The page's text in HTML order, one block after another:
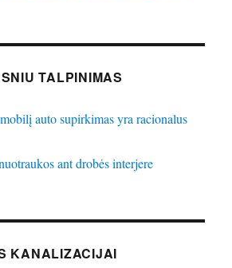
TALPINIMAS
auto supirkimas yra racionalus
ant drobės interjere
KANALIZACIJAI